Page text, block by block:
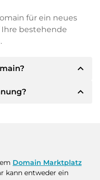
für ein neues
bestehende
expand_less
Inhaber Ihnen die
immer
expand_less
Sie auf
Kaufvertrag.
Domain Marktplatz
kann entweder ein